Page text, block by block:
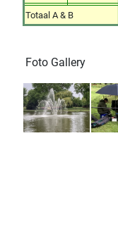
Totaal A & B
Foto Gallery